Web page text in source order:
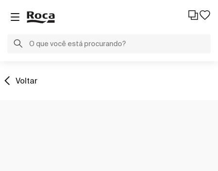
Voltar